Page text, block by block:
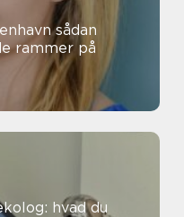
sådan
rammer på
hvad du